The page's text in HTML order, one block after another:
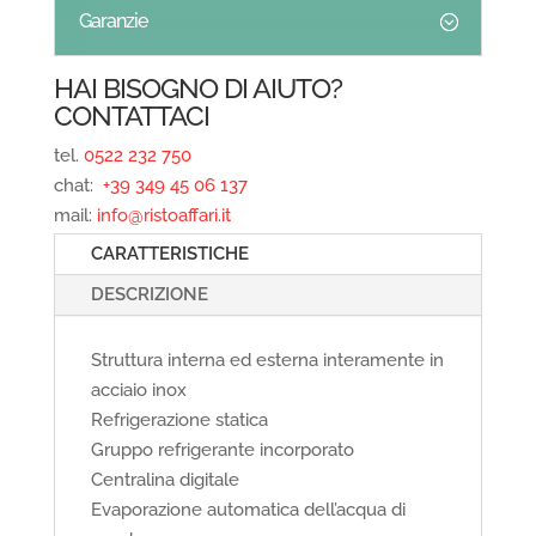
Garanzie
HAI BISOGNO DI AIUTO?
CONTATTACI
tel. 0522 232 750
chat: +39 349 45 06 137
mail: info@ristoaffari.it
CARATTERISTICHE
DESCRIZIONE
Struttura interna ed esterna interamente in
acciaio inox
Refrigerazione statica
Gruppo refrigerante incorporato
Centralina digitale
Evaporazione automatica dell’acqua di